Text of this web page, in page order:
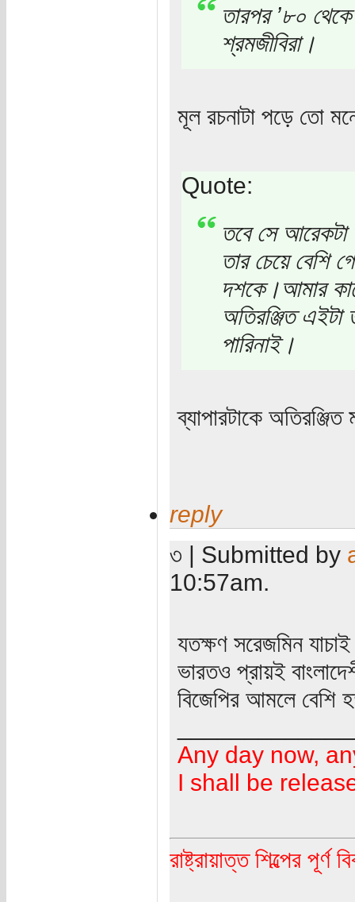
তারপর ’৮০
শ্রমজীবিরা।
মূল রচনাটা পড়ে তো
Quote:
তবে সে আরেকটা
তার চেয়ে বেশি
দশকে।আমার
অতিরঞ্জিত এইটা
পারিনাই।
ব্যাপারটাকে
reply
৩ | Submitted by
10:57am.
যতক্ষণ সরেজমিন
ভারতও প্রায়ই
বিজেপির আমলে বেশি
Any day now,
I shall be
রাষ্ট্রায়াত্ত শিল্পের পূর্ণ